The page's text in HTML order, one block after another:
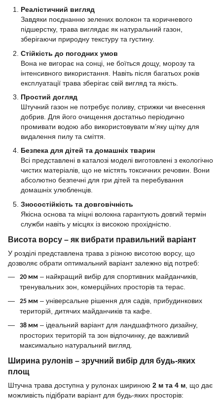
Реалістичний вигляд
Завдяки поєднанню зелених волокон та коричневого
підшерстку, трава виглядає як натуральний газон,
зберігаючи природну текстуру та густину.
Стійкість до погодних умов
Вона не вигорає на сонці, не боїться дощу, морозу та
інтенсивного використання. Навіть після багатьох років
експлуатації трава зберігає свій вигляд та якість.
Простий догляд
Штучний газон не потребує поливу, стрижки чи внесення
добрив. Для його очищення достатньо періодично
промивати водою або використовувати м’яку щітку для
видалення пилу та сміття.
Безпека для дітей та домашніх тварин
Всі представлені в каталозі моделі виготовлені з екологічно
чистих матеріалів, що не містять токсичних речовин. Вони
абсолютно безпечні для гри дітей та перебування
домашніх улюбленців.
Зносостійкість та довговічність
Якісна основа та міцні волокна гарантують довгий термін
служби навіть у місцях із високою прохідністю.
Висота ворсу – як вибрати правильний варіант
У розділі представлена трава з різною висотою ворсу, що
дозволяє обрати оптимальний варіант залежно від потреб:
20 мм – найкращий вибір для спортивних майданчиків,
тренувальних зон, комерційних просторів та терас.
25 мм – універсальне рішення для садів, прибудинкових
територій, дитячих майданчиків та кафе.
38 мм – ідеальний варіант для ландшафтного дизайну,
просторих територій та зон відпочинку, де важливий
максимально натуральний вигляд.
Ширина рулонів – зручний вибір для будь-яких
площ
Штучна трава доступна у рулонах шириною 2 м та 4 м , що дає
можливість підібрати варіант для будь-яких просторів: